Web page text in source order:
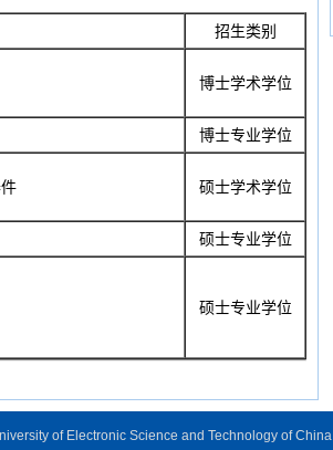
招生类别
博士学术学位
博士专业学位
硕士学术学位
硕士专业学位
硕士专业学位
of Electronic Science and Technology of China